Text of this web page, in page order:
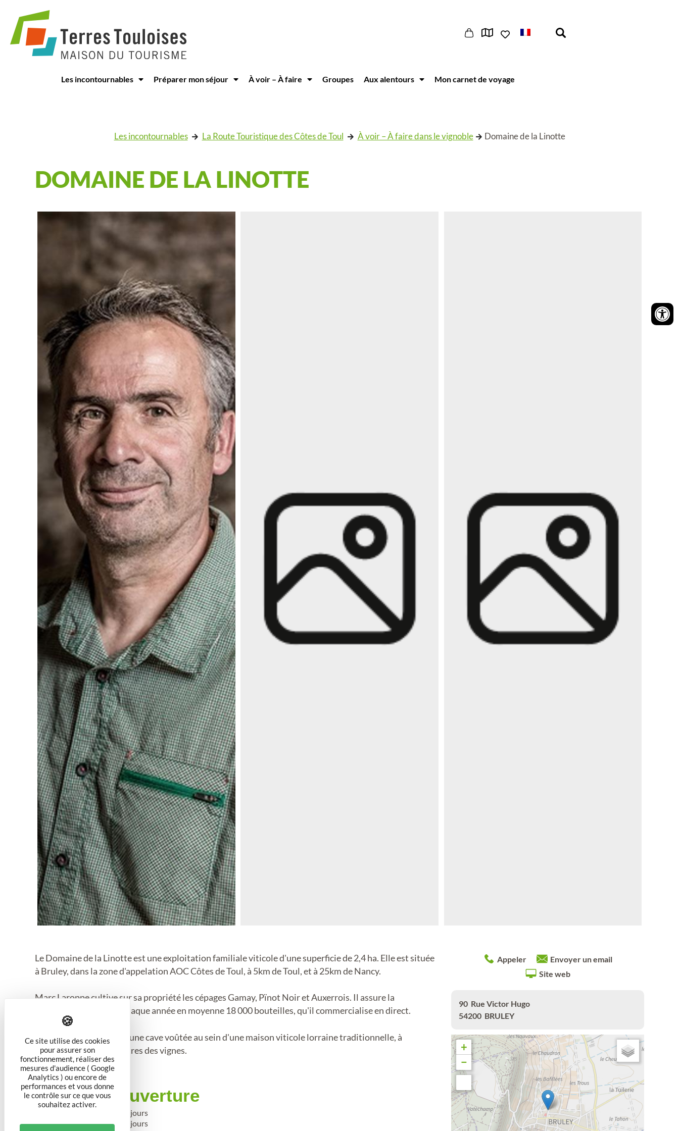
Les incontournables Préparer mon séjour À voir – À faire Groupes Aux alentours Mon carnet de voyage
Les incontournables La Route Touristique des Côtes de Toul À voir – À faire dans le vignoble Domaine de la Linotte
DOMAINE DE LA LINOTTE
Appeler
Envoyer un email
Site web
90 Rue Victor Hugo
54200 BRULEY
+
−
Le Domaine de la Linotte est une exploitation familiale viticole d'une superficie de 2,4 ha. Elle est située
à Bruley, dans la zone d'appelation AOC Côtes de Toul, à 5km de Toul, et à 25km de Nancy.
Marc Laroppe cultive sur sa propriété les cépages Gamay, Pïnot Noir et Auxerrois. Il assure la
vinification et produit chaque année en moyenne 18 000 bouteilles, qu'il commercialise en direct.
Profitez de l'ambiance d'une cave voûtée au sein d'une maison viticole lorraine traditionnelle, à
seulement quelques mètres des vignes.
Période d'ouverture
Toute l'année 2025 tous les jours
Toute l'année 2026 tous les jours
Ce site utilise des cookies
pour assurer son
fonctionnement, réaliser des
mesures d'audience ( Google
Analytics ) ou encore de
performances et vous donne
le contrôle sur ce que vous
souhaitez activer.